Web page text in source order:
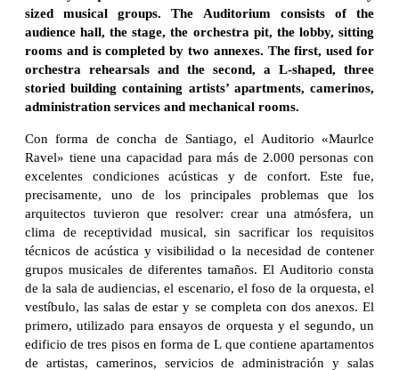
sized musical groups. The Auditorium consists of the
audience hall, the stage, the orchestra pit, the lobby, sitting
rooms and is completed by two annexes. The first, used for
orchestra rehearsals and the second, a L-shaped, three
storied building containing artists’ apartments, camerinos,
administration services and mechanical rooms.
Con forma de concha de Santiago, el Auditorio «Maurlce
Ravel» tiene una capacidad para más de 2.000 personas con
excelentes condiciones acústicas y de confort. Este fue,
precisamente, uno de los principales problemas que los
arquitectos tuvieron que resolver: crear una atmósfera, un
clima de receptividad musical, sin sacrificar los requisitos
técnicos de acústica y visibilidad o la necesidad de contener
grupos musicales de diferentes tamaños. El Auditorio consta
de la sala de audiencias, el escenario, el foso de la orquesta, el
vestíbulo, las salas de estar y se completa con dos anexos. El
primero, utilizado para ensayos de orquesta y el segundo, un
edificio de tres pisos en forma de L que contiene apartamentos
de artistas, camerinos, servicios de administración y salas